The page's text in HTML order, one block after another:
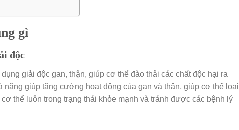
gì
độc
giải độc gan, thận, giúp cơ thể đào thải các chất độc hại ra
giúp tăng cường hoạt động của gan và thận, giúp cơ thể loại
thể luôn trong trạng thái khỏe mạnh và tránh được các bệnh lý